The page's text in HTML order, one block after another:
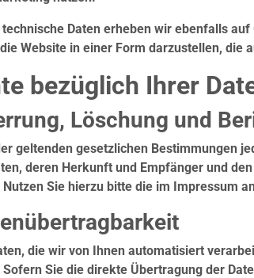
Daten erheben wir ebenfalls
Website in einer Form darzustellen,
bezüglich Ihrer
Löschung und
geltenden gesetzlichen Bestimmungen
deren Herkunft und Empfänger und
Sie hierzu bitte die im Impressum
die wir von Ihnen automatisiert
Sie die direkte Übertragung der